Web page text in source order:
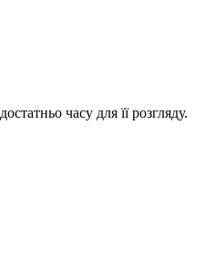
часу для її розгляду.